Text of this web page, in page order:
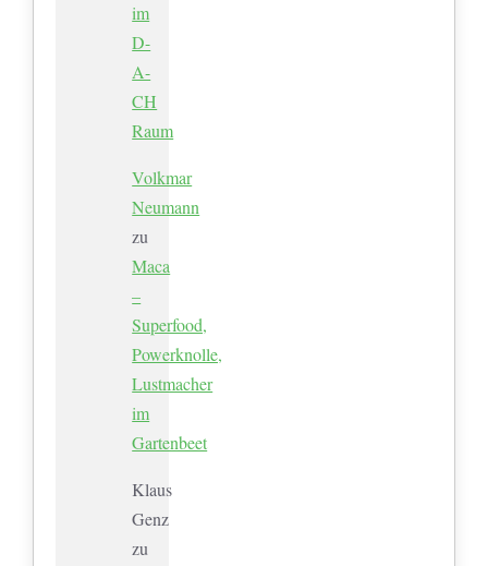
im
D-
A-
CH
Raum
Volkmar
Neumann
zu
Maca
–
Superfood,
Powerknolle,
Lustmacher
im
Gartenbeet
Klaus
Genz
zu